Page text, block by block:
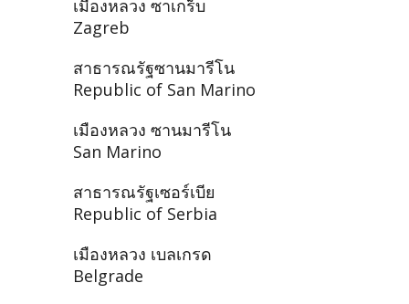
เมืองหลวง ซาเกร็บ
Zagreb
สาธารณรัฐซานมารีโน
Republic of San Marino
เมืองหลวง ซานมารีโน
San Marino
สาธารณรัฐเซอร์เบีย
Republic of Serbia
เมืองหลวง เบลเกรด
Belgrade